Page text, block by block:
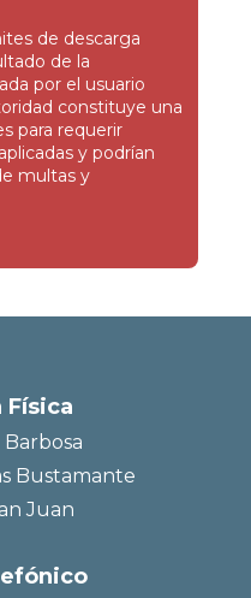
de descarga
de la
por el usuario
constituye una
para requerir
y podrían
multas y
Bustamante
Juan